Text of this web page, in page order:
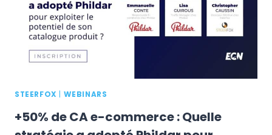
SUR
QUEL
LEVIER
STEERFOX WEBINARS
+50% de CA e-commerce : Quelle